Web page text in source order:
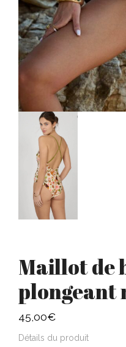
Maillot de
45,00€
Détails du produit